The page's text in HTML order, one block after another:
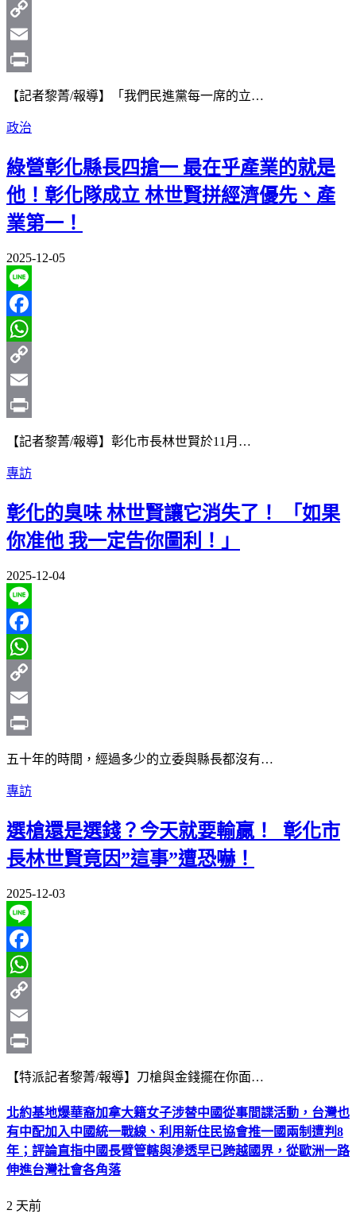
WhatsApp
Copy
Link
Email
【記者黎菁/報導】「我們民進黨每一席的立…
政治
綠營彰化縣長四搶一 最在乎產業的就是
他！彰化隊成立 林世賢拼經濟優先、產
業第一！
2025-12-05
Line
Facebook
WhatsApp
Copy
Link
Email
【記者黎菁/報導】彰化市長林世賢於11月…
專訪
彰化的臭味 林世賢讓它消失了！ 「如果
你准他 我一定告你圖利！」
2025-12-04
Line
Facebook
WhatsApp
Copy
Link
Email
五十年的時間，經過多少的立委與縣長都沒有…
專訪
選槍還是選錢？今天就要輸贏！ 彰化市
長林世賢竟因”這事”遭恐嚇！
2025-12-03
Line
Facebook
WhatsApp
Copy
Link
Email
【特派記者黎菁/報導】刀槍與金錢擺在你面…
北約基地爆華裔加拿大籍女子涉替中國從事間諜活動，台灣也
有中配加入中國統一戰線、利用新住民協會推一國兩制遭判8
年；評論直指中國長臂管轄與滲透早已跨越國界，從歐洲一路
伸進台灣社會各角落
2 天前